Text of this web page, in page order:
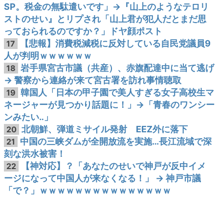
SP。税金の無駄遣いです」→『山上のようなテロリ
ストのせい』とリプされ「山上君が犯人だとまだ思
っておられるのですか？」ドヤ顔ポスト
17
【悲報】消費税減税に反対している自民党議員9
人が判明ｗｗｗｗｗｗ
18 岩手県宮古市議（共産）、赤旗配達中に当て逃げ
→ 警察から連絡が来て宮古署を訪れ事情聴取
19 韓国人「日本の甲子園で美人すぎる女子高校生マ
ネージャーが見つかり話題に！」→「青春のワンシー
ンみたい‥」
20 北朝鮮、弾道ミサイル発射 EEZ外に落下
21
中国の三峡ダムが全開放流を実施…長江流域で深
刻な洪水被害！
22
【神対応】？「あなたのせいで神戸が反中イメ
ージになって中国人が来なくなる！」 → 神戸市議
「で？」ｗｗｗｗｗｗｗｗｗｗｗｗｗｗｗ